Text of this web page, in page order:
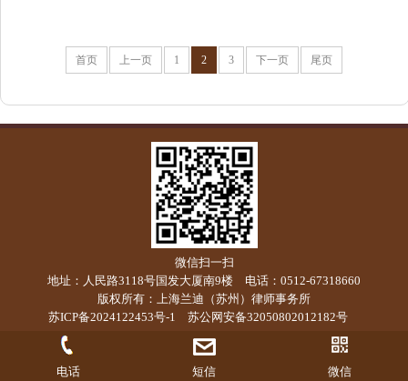
首页 上一页 1 2 3 下一页 尾页
微信扫一扫
地址：人民路3118号国发大厦南9楼 电话：0512-67318660
版权所有：上海兰迪（苏州）律师事务所
苏ICP备2024122453号-1
苏公网安备32050802012182号
电话 短信 微信